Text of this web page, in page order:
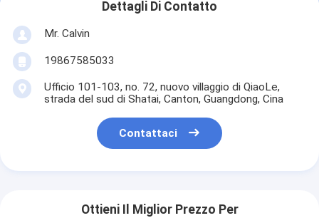
Dettagli Di Contatto
Mr. Calvin
19867585033
Ufficio 101-103, no. 72, nuovo villaggio di QiaoLe,
strada del sud di Shatai, Canton, Guangdong, Cina
Contattaci
Ottieni Il Miglior Prezzo Per